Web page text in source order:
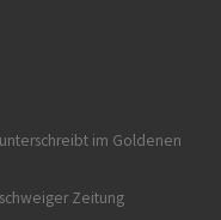
im Goldenen
Zeitung